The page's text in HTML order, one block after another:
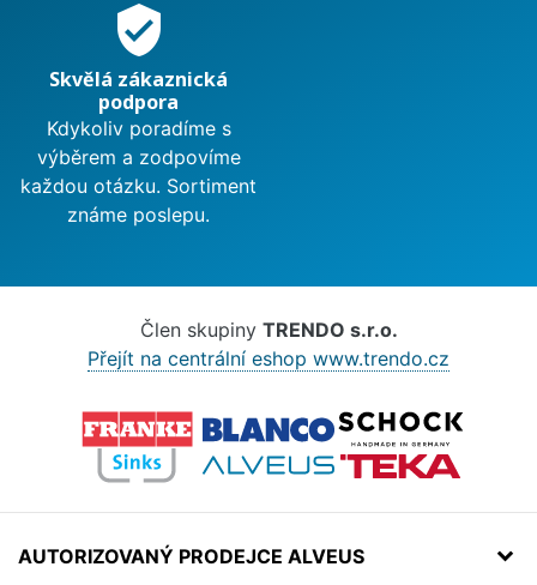
verified_user
Skvělá zákaznická
podpora
Kdykoliv poradíme s
výběrem a zodpovíme
každou otázku. Sortiment
známe poslepu.
Člen skupiny TRENDO s.r.o.
Přejít na centrální eshop www.trendo.cz
AUTORIZOVANÝ PRODEJCE ALVEUS